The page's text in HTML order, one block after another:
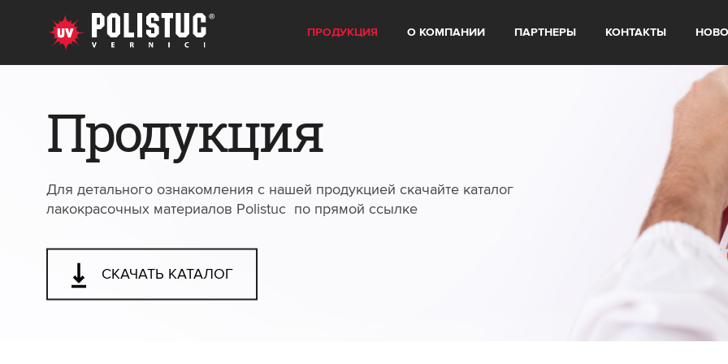
ПРОДУКЦИЯ О КОМПАНИИ ПАРТНЕРЫ КОНТАКТЫ
Продукция
Для детального ознакомления с нашей продукцией скачайте каталог
лакокрасочных материалов Polistuc по прямой ссылке
СКАЧАТЬ КАТАЛОГ